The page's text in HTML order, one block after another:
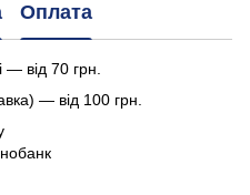
Оплата
від 70 грн.
— від 100 грн.